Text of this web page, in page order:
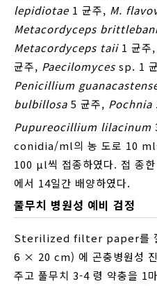
lepidiotae 1 균주, M.
Metacordyceps
Metacordyceps taii1 균주,
균주, Paecilomyces sp. 1
Penicillium
bulbillosa 5 균주, Pochnia
Pupureocillium lilacinum
conidia/ml의 농 도로 10 ml
100 μl씩 접종하였다. 접 종
에서 14일간 배양하였다.
풀무치 병원성 예비 검정
Sterilized filter paper를
6 × 20 cm) 에 곤충병원성
주고 풀무치 3-4 령 약충을 1